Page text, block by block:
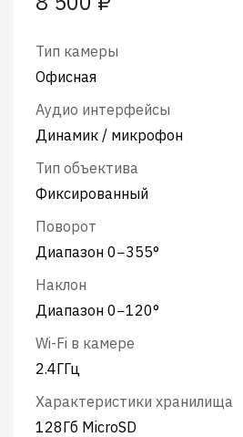
Тип камеры
Офисная
Аудио интерфейсы
Динамик / микрофон
Тип объектива
Фиксированный
Поворот
Диапазон 0−355°
Наклон
Диапазон 0−120°
Wi-Fi в камере
2.4ГГц
Характеристики хранилища
128Гб MicroSD